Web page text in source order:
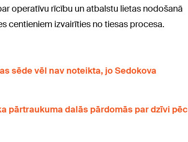
operatīvu rīcību un atbalstu lietas nodošanā
centieniem izvairīties no tiesas procesa.
sēde vēl nav noteikta, jo Sedokova
pārtraukuma dalās pārdomās par dzīvi pēc